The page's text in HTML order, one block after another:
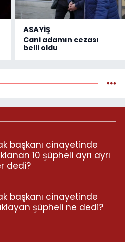
ASAYİŞ
Cani adamın cezası
belli oldu
başkanı cinayetinde
10 şüpheli ayrı ayrı
dedi?
başkanı cinayetinde
şüpheli ne dedi?